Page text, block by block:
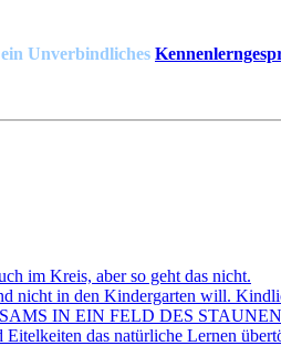
Unverbindliches
im Kreis, aber so geht das nicht.
nicht in den Kindergarten will.
IN EIN FELD DES
das natürliche Lernen